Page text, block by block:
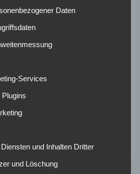
im Viertelfinale der Champions
Kein so wichtiger
Darmstadt 98 gegen die
eine Pleite einstecken musste.
Weiterkommen in der Champions
Daten
Services
und Inhalten Dritter
und Löschung